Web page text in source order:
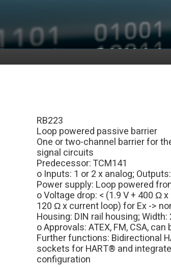
RB223
Loop powered passive barrier
One or two-channel barrier for
signal circuits
Predecessor: TCM141
o Inputs: 1 or 2 x analog;
Power supply: Loop powered
o Voltage drop: < (1.9 V + 400 Ω
120 Ω x current loop) for Ex ->
Housing: DIN rail housing;
o Approvals: ATEX, FM, CSA,
Further functions: Bidirectional
sockets for HART® and
configuration